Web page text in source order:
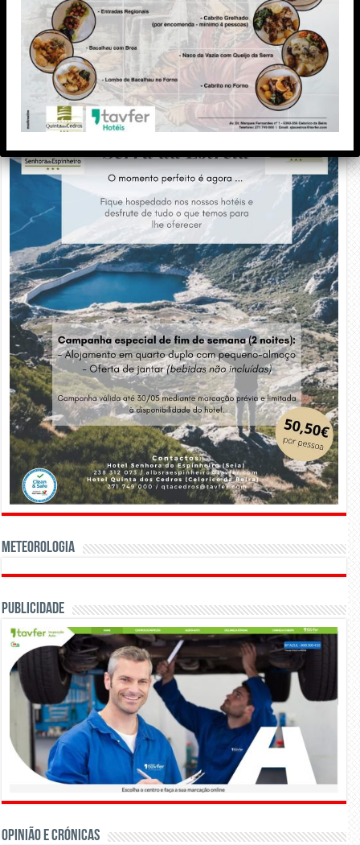
PUBLICIDADE
Meteorologia
Publicidade
OPINIÃO E CRÓNICAS